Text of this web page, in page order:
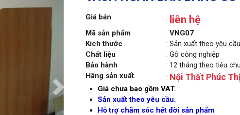
Giá bán : liên hệ
Mã sản phẩm :VNG07
Kích thước
: Sản xuất theo yêu cầu
Chất liệu
: Gỗ công nghiệp
Bảo hành
: 12 tháng theo tiêu
Hãng sản xuất
: Nội Thất Phúc
Giá chưa bao gồm VAT.
Sản xuất theo yêu cầu.
Hỗ trợ chăm sóc hết đời sản phẩm